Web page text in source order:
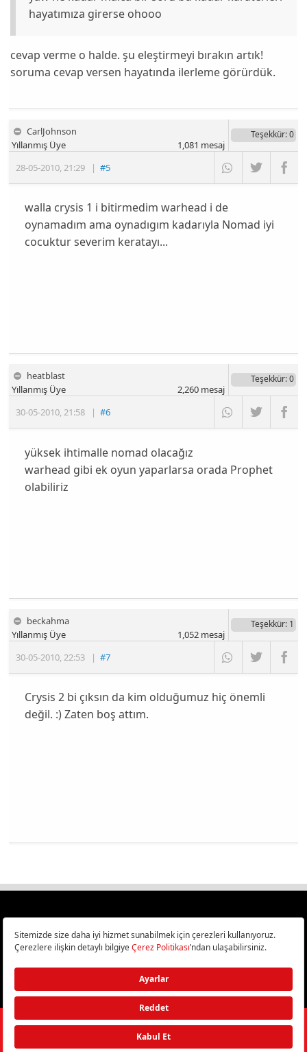
hayatımıza girerse ohooo
cevap verme o halde. şu eleştirmeyi bırakın artık!
soruma cevap versen hayatında ilerleme görürdük.
CarlJohnson
28-05-2010,21:29 |#5
Yıllanmış Üye
Teşekkür: 0
1,081 mesaj
walla crysis 1 i bitirmedim warhead i de
oynamadım ama oynadıgım kadarıyla Nomad iyi
cocuktur severim keratayı...
heatblast
30-05-2010,21:58 |#6
Yıllanmış Üye
Teşekkür: 0
2,260mesaj
yüksek ihtimalle nomad olacağız
warhead gibi ek oyun yaparlarsa orada Prophet
olabiliriz
beckahma
30-05-2010,22:53 |#7
Yıllanmış Üye
Teşekkür: 1
1,052mesaj
Crysis 2 bi çıksın da kim olduğumuz hiç önemli
değil. :) Zaten boş attım.
Türkiye
Bilişim ve Teknoloji Haberleri CHIP Online’da!
©2026Doğan Burda Dergi Yayıncılık ve Pazarlama A.Ş./ Tüm hakları
saklıdır.